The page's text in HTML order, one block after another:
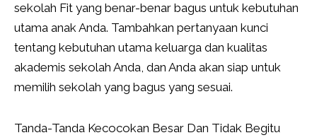
sekolah Fit yang benar-benar bagus untuk kebutuhan
utama anak Anda. Tambahkan pertanyaan kunci
tentang kebutuhan utama keluarga dan kualitas
akademis sekolah Anda, dan Anda akan siap untuk
memilih sekolah yang bagus yang sesuai.
Tanda-Tanda Kecocokan Besar Dan Tidak Begitu